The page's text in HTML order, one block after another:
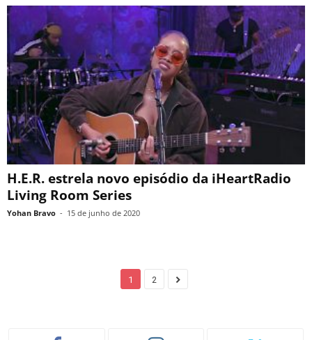
H.E.R. estrela novo episódio da iHeartRadio
Living Room Series
Yohan Bravo - 15 de junho de 2020
1 2